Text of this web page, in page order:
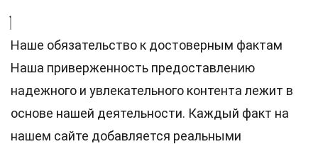
Наше обязательство к достоверным фактам
Наша приверженность предоставлению
надежного и увлекательного контента лежит в
основе нашей деятельности. Каждый факт на
нашем сайте добавляется реальными